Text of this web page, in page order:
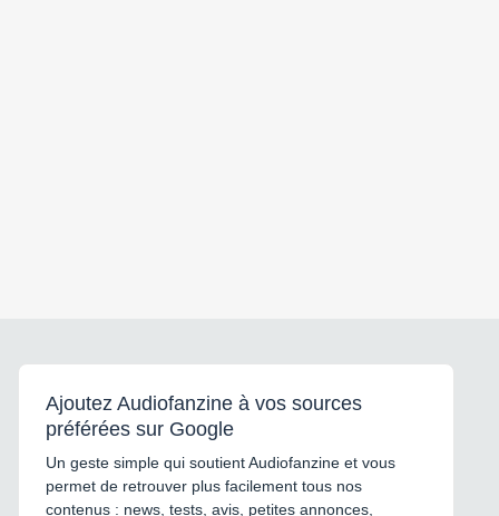
Ajoutez Audiofanzine à vos sources
préférées sur Google
Un geste simple qui soutient Audiofanzine et vous
permet de retrouver plus facilement tous nos
contenus : news, tests, avis, petites annonces,